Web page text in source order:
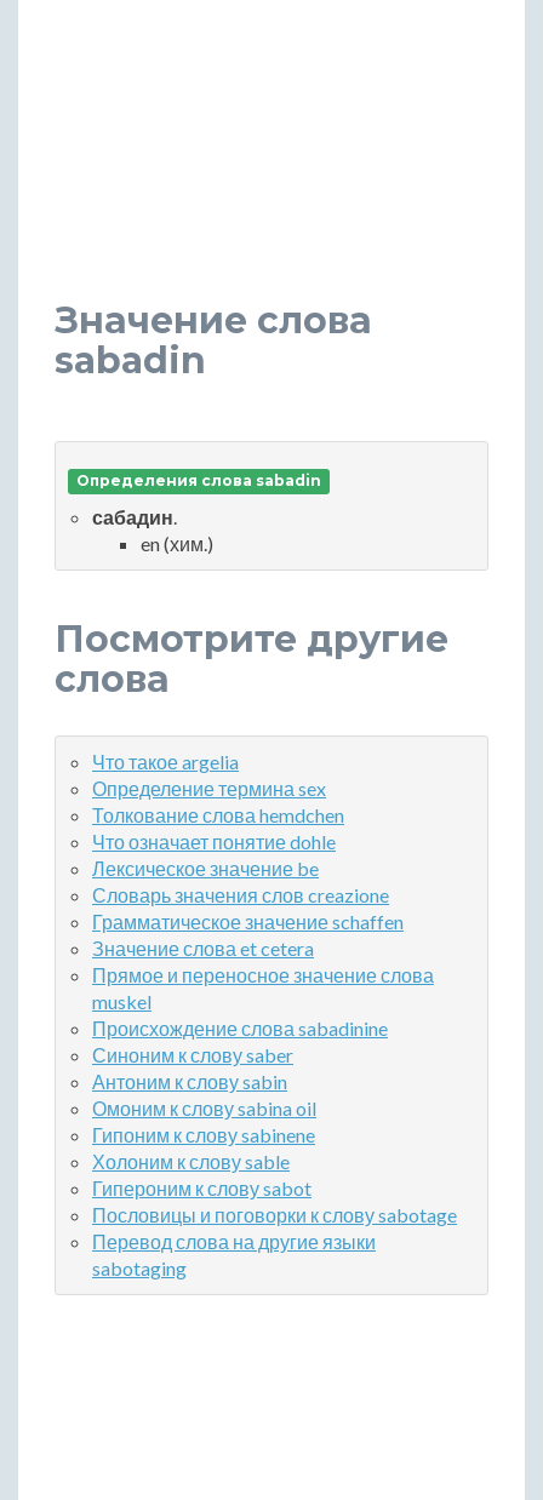
Значение слова
sabadin
Определения слова sabadin
сабадин.
en (хим.)
Посмотрите другие
слова
Что такое argelia
Определение термина sex
Толкование слова hemdchen
Что означает понятие dohle
Лексическое значение be
Словарь значения слов creazione
Грамматическое значение schaffen
Значение слова et cetera
Прямое и переносное значение слова
muskel
Происхождение слова sabadinine
Синоним к слову saber
Антоним к слову sabin
Омоним к слову sabina oil
Гипоним к слову sabinene
Холоним к слову sable
Гипероним к слову sabot
Пословицы и поговорки к слову sabotage
Перевод слова на другие языки
sabotaging